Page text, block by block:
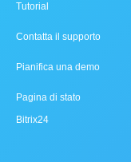
Tutorial
Contatta il supporto
Pianifica una demo
Pagina di stato
Bitrix24